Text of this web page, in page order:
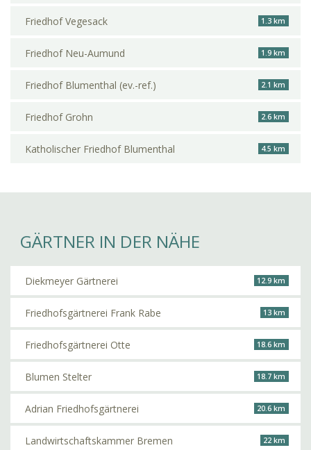
Friedhof Vegesack 1.3 km
Friedhof Neu-Aumund 1.9 km
Friedhof Blumenthal (ev.-ref.) 2.1 km
Friedhof Grohn 2.6 km
Katholischer Friedhof Blumenthal 4.5 km
GÄRTNER IN DER NÄHE
Diekmeyer Gärtnerei 12.9 km
Friedhofsgärtnerei Frank Rabe 13 km
Friedhofsgärtnerei Otte 18.6 km
Blumen Stelter 18.7 km
Adrian Friedhofsgärtnerei 20.6 km
Landwirtschaftskammer Bremen 22 km